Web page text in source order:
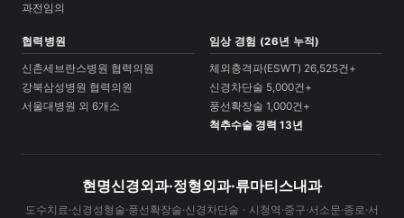
과전임의
협력병원
신촌세브란스병원 협력의원
강북삼성병원 협력의원
서울대병원 외 6개소
임상 경험 (26년 누적)
체외충격파(ESWT) 26,525건+
신경차단술 5,000건+
풍선확장술 1,000건+
척추수술 경력 13년
현명신경외과·정형외과·류마티스내과
도수치료·신경성형술·풍선확장술·신경차단술 · 시청역·중구·서소문·종로·서